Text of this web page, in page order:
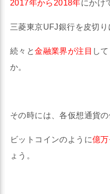
2017年から2018年にかけ
三菱東京UFJ銀行を皮切り
続々と金融業界が注目 し
か。
その時には、各仮想通貨の
ビットコインのように億
ょう。